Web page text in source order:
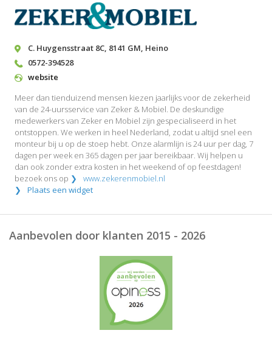
C. Huygensstraat 8C, 8141 GM, Heino
0572-394528
website
Meer dan tienduizend mensen kiezen jaarlijks voor de zekerheid
van de 24-uursservice van Zeker & Mobiel. De deskundige
medewerkers van Zeker en Mobiel zijn gespecialiseerd in het
ontstoppen. We werken in heel Nederland, zodat u altijd snel een
monteur bij u op de stoep hebt. Onze alarmlijn is 24 uur per dag, 7
dagen per week en 365 dagen per jaar bereikbaar. Wij helpen u
dan ook zonder extra kosten in het weekend of op feestdagen!
bezoek ons op
www.zekerenmobiel.nl
Plaats een widget
Aanbevolen door klanten 2015 - 2026